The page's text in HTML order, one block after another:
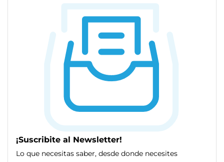
¡Suscribite al Newsletter!
Lo que necesitas saber, desde donde necesites